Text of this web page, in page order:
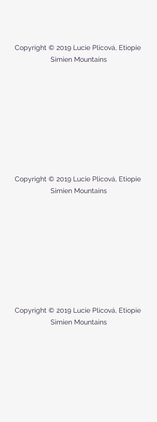
Copyright © 2019 Lucie Plicová, Etiopie
Simien Mountains
Copyright © 2019 Lucie Plicová, Etiopie
Simien Mountains
Copyright © 2019 Lucie Plicová, Etiopie
Simien Mountains